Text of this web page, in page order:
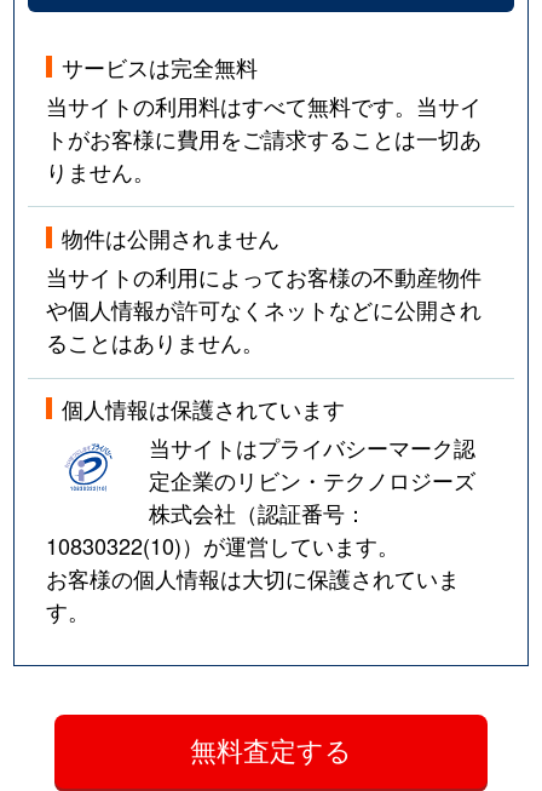
サービスは完全無料
当サイトの利用料はすべて無料です。当サイ
トがお客様に費用をご請求することは一切あ
りません。
物件は公開されません
当サイトの利用によってお客様の不動産物件
や個人情報が許可なくネットなどに公開され
ることはありません。
個人情報は保護されています
当サイトはプライバシーマーク認
定企業のリビン・テクノロジーズ
株式会社（認証番号：
10830322(10)）が運営しています。
お客様の個人情報は大切に保護されていま
す。